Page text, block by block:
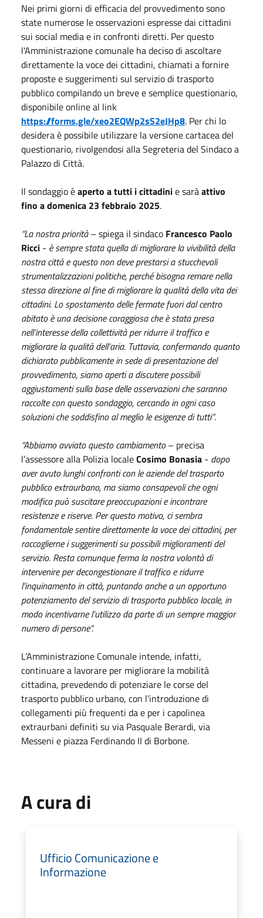
Nei primi giorni di efficacia del provvedimento sono
state numerose le osservazioni espresse dai cittadini
sui social media e in confronti diretti. Per questo
l'Amministrazione comunale ha deciso di ascoltare
direttamente la voce dei cittadini, chiamati a fornire
proposte e suggerimenti sul servizio di trasporto
pubblico compilando un breve e semplice questionario,
disponibile online al link
https://forms.gle/xeo2EQWp2sS2eJHp8. Per chi lo
desidera è possibile utilizzare la versione cartacea del
questionario, rivolgendosi alla Segreteria del Sindaco a
Palazzo di Città.
Il sondaggio èaperto a tutti i cittadinie saràattivo
fino a domenica 23 febbraio 2025.
“La nostra priorità– spiega il sindaco Francesco Paolo
Ricci - è sempre stata quella di migliorare la vivibilità della
nostra città e questo non deve prestarsi a stucchevoli
strumentalizzazioni politiche, perché bisogna remare nella
stessa direzione al fine di migliorare la qualità della vita dei
cittadini. Lo spostamento delle fermate fuori dal centro
abitato è una decisione coraggiosa che è stata presa
nell’interesse della collettività per ridurre il traffico e
migliorare la qualità dell’aria. Tuttavia, confermando quanto
dichiarato pubblicamente in sede di presentazione del
provvedimento, siamo aperti a discutere possibili
aggiustamenti sulla base delle osservazioni che saranno
raccolte con questo sondaggio, cercando in ogni caso
soluzioni che soddisfino al meglio le esigenze di tutti”.
“Abbiamo avviato questo cambiamento– precisa
l’assessore alla Polizia localeCosimo Bonasia - dopo
aver avuto lunghi confronti con le aziende del trasporto
pubblico extraurbano, ma siamo consapevoli che ogni
modifica può suscitare preoccupazioni e incontrare
resistenze e riserve. Per questo motivo, ci sembra
fondamentale sentire direttamente la voce dei cittadini, per
raccoglierne i suggerimenti su possibili miglioramenti del
servizio. Resta comunque ferma la nostra volontà di
intervenire per decongestionare il traffico e ridurre
l’inquinamento in città, puntando anche a un opportuno
potenziamento del servizio di trasporto pubblico locale, in
modo incentivarne l’utilizzo da parte di un sempre maggior
numero di persone”.
L’Amministrazione Comunale intende, infatti,
continuare a lavorare per migliorare la mobilità
cittadina, prevedendo di potenziare le corse del
trasporto pubblico urbano, con l’introduzione di
collegamenti più frequenti da e per i capolinea
extraurbani definiti su via Pasquale Berardi, via
Messeni e piazza Ferdinando II di Borbone.
A cura di
Ufficio Comunicazione e
Informazione